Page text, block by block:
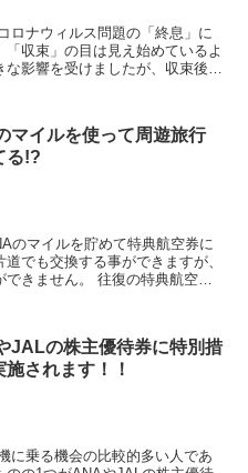
ロナウィルス問題の「終息」に
収束」の目は見え始めているよ
影響を受けましたが、収束後を
マイルを使って周遊旅行
る!?
のマイルを貯めて特典航空券に
でも交換する事ができますが、
できません。 往復の特典航空券
JALの株主優待券に特別措
施されます！！
に乗る機会の比較的多い人であ